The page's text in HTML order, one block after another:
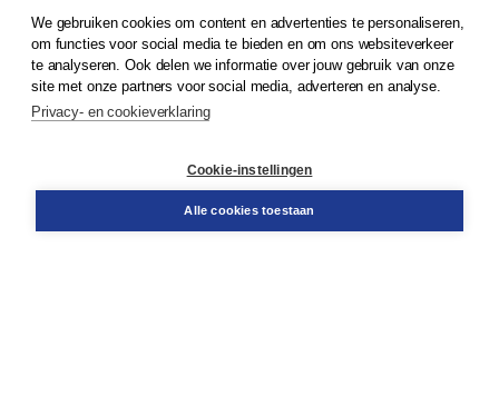
© 2026Koninklijke Boom uitgevers
Klantenservice
Service & informatie
Contact
We gebruiken cookies om content en advertenties te personaliseren,
om functies voor social media te bieden en om ons websiteverkeer
te analyseren. Ook delen we informatie over jouw gebruik van onze
site met onze partners voor social media, adverteren en analyse.
Privacy- en cookieverklaring
Cookie-instellingen
Alle cookies toestaan